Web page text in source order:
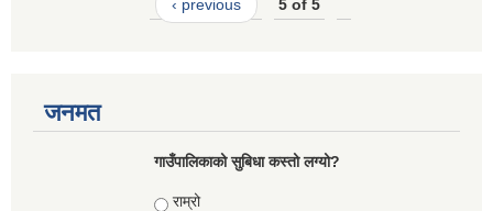
‹ previous 5 of 5
जनमत
गाउँपालिकाको सुबिधा कस्तो लग्यो?
Choices
राम्रो